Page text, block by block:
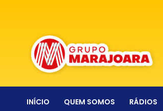
INÍCIO QUEM SOMOS RÁDIOS